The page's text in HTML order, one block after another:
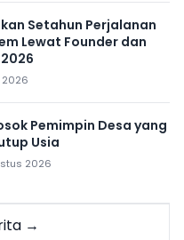
Setahun Perjalanan
Lewat Founder dan
Pemimpin Desa yang
Usia
2026
→